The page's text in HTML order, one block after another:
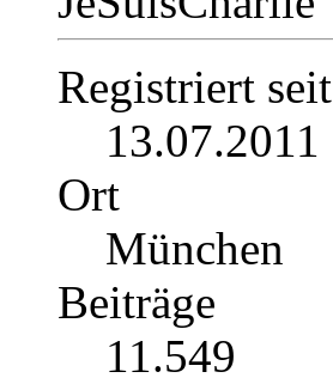
Registriert seit
13.07.2011
Ort
München
Beiträge
11.549